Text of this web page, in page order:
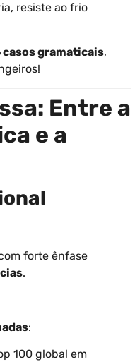
resiste ao frio
casos gramaticais,
Entre a
e a
forte ênfase
.
:
100 global em